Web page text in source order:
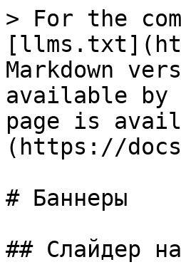
> For the
Markdown
available by
page is
(https://
# Баннеры
## Слайдер